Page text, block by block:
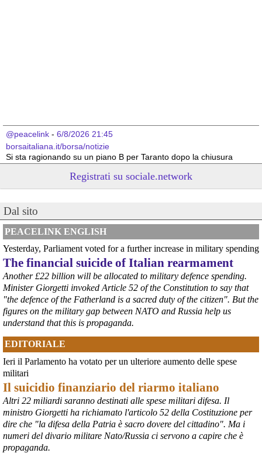
@peacelink - 6/8/2026 21:45
borsaitaliana.it/borsa/notizie
Si sta ragionando su un piano B per Taranto dopo la chiusura
cronachetarantine.it/index.php
il Governo ha manifestato l’intenzione di predisporre un
provvedimento straordinario per attenuare le conseguenze
economiche e sociali della prevista fermata dell’area a caldo e ha
chiesto alle rappresentanze del territorio di formulare proposte
concrete per definirne i contenuti. Casartigiani valuta positivamente
questa disponibilità.
#ILVA Taranto
@peacelink - 6/8/2026 21:36
giornalerossoblu.it/ex-ilva-sc
Nel tavolo convocato al Ministero delle Imprese e del Made in Italy,
Registrati su sociale.network
Dal sito
PEACELINK ENGLISH
Yesterday, Parliament voted for a further increase in military spending
The financial suicide of Italian rearmament
Another £22 billion will be allocated to military defence spending.
Minister Giorgetti invoked Article 52 of the Constitution to say that
"the defence of the Fatherland is a sacred duty of the citizen". But the
figures on the military gap between NATO and Russia help us
understand that this is propaganda.
EDITORIALE
Ieri il Parlamento ha votato per un ulteriore aumento delle spese
militari
Il suicidio finanziario del riarmo italiano
Altri 22 miliardi saranno destinati alle spese militari difesa. Il
ministro Giorgetti ha richiamato l'articolo 52 della Costituzione per
dire che "la difesa della Patria è sacro dovere del cittadino". Ma i
numeri del divario militare Nato/Russia ci servono a capire che è
propaganda.